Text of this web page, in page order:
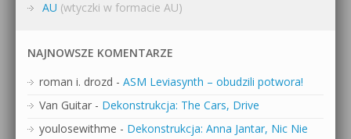
AU (wtyczki w formacie AU)
NAJNOWSZE KOMENTARZE
roman i. drozd - ASM Leviasynth – obudzili potwora!
Van Guitar - Dekonstrukcja: The Cars, Drive
youlosewithme - Dekonstrukcja: Anna Jantar, Nic Nie